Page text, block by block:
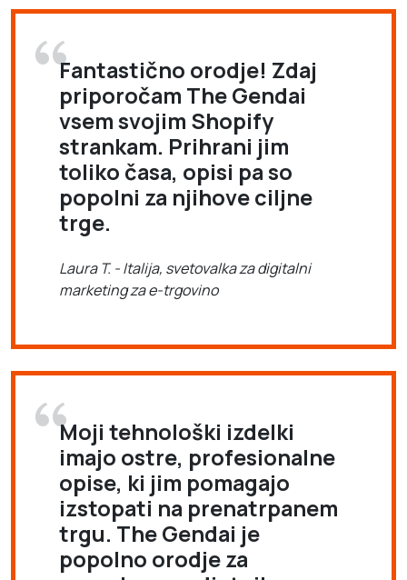
Fantastično orodje! Zdaj
priporočam The Gendai
vsem svojim Shopify
strankam. Prihrani jim
toliko časa, opisi pa so
popolni za njihove ciljne
trge.
Laura T. - Italija, svetovalka za digitalni
marketing za e-trgovino
Moji tehnološki izdelki
imajo ostre, profesionalne
opise, ki jim pomagajo
izstopati na prenatrpanem
trgu. The Gendai je
popolno orodje za